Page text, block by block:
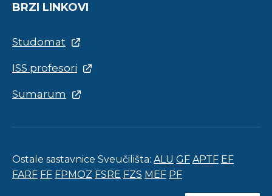
BRZI LINKOVI
Studomat
ISS profesori
Sumarum
Ostale sastavnice Sveučilišta: ALU GF APTF EF
FARF FF FPMOZ FSRE FZS MEF PF